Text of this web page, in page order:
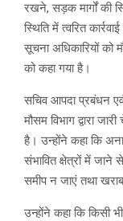
रखने, सड़क मार्गों की
स्थिति में त्वरित
सूचना अधिकारियों को
को कहा गया है।
सचिव आपदा प्रबंधन
मौसम विभाग द्वारा
है। उन्होंने कहा कि
संभावित क्षेत्रों में
समीप न जाएं तथा
उन्होंने कहा कि किसी